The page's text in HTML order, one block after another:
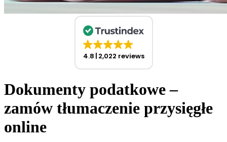
4.8 2,022 reviews
Dokumenty podatkowe –
zamów tłumaczenie przysięgłe
online